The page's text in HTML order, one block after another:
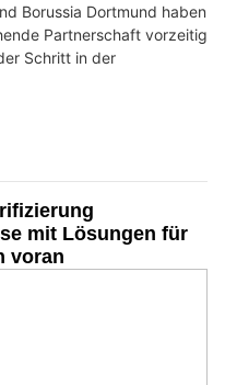
Borussia Dortmund haben
Partnerschaft vorzeitig
Schritt in der
mit Lösungen für
voran